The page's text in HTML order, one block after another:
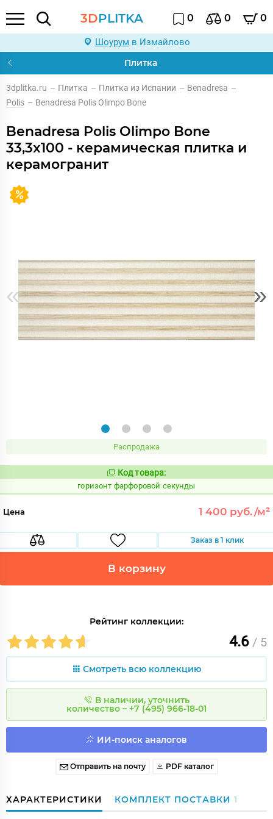
3DPLITKA 0 0 0
Шоурум в Измайлово
Плитка
3dplitka.ru – Плитка – Плитка из Испании – Benadresa –
Polis – Benadresa Polis Olimpo Bone
Benadresa Polis Olimpo Bone
33,3x100 - керамическая плитка и
керамогранит
« »
Распродажа
Код:
310837
Код товара:
горизонт фарфоровой секунды
Цена 1 400 руб./м²
Заказ в 1 клик
В корзину
Рейтинг коллекции:
4.6 / 5
Смотреть всю коллекцию
В наличии, уточнить
количество – +7 (495) 966-18-01
ИИ-поиск аналогов
Отправить на почту PDF каталог
ХАРАКТЕРИСТИКИ КОМПЛЕКТ ПОСТАВКИ 1